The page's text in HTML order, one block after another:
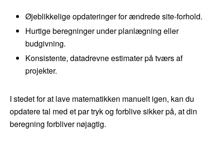
Øjeblikkelige opdateringer for ændrede site-forhold.
Hurtige beregninger under planlægning eller
budgivning.
Konsistente, datadrevne estimater på tværs af
projekter.
I stedet for at lave matematikken manuelt igen, kan du
opdatere tal med et par tryk og forblive sikker på, at din
beregning forbliver nøjagtig.